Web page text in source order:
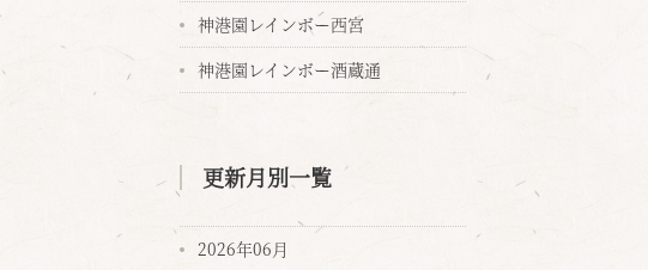
神港園レインボー西宮
神港園レインボー酒蔵通
更新月別一覧
2026年06月